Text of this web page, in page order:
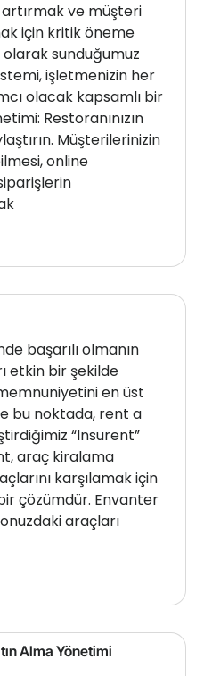
ve müşteri
için kritik öneme
sunduğumuz
işletmenizin her
olacak kapsamlı bir
Restoranınızın
Müşterilerinizin
online
başarılı olmanın
etkin bir şekilde
en üst
bu noktada, rent a
“Insurent”
araç kiralama
karşılamak için
çözümdür. Envanter
araçları
Alma Yönetimi